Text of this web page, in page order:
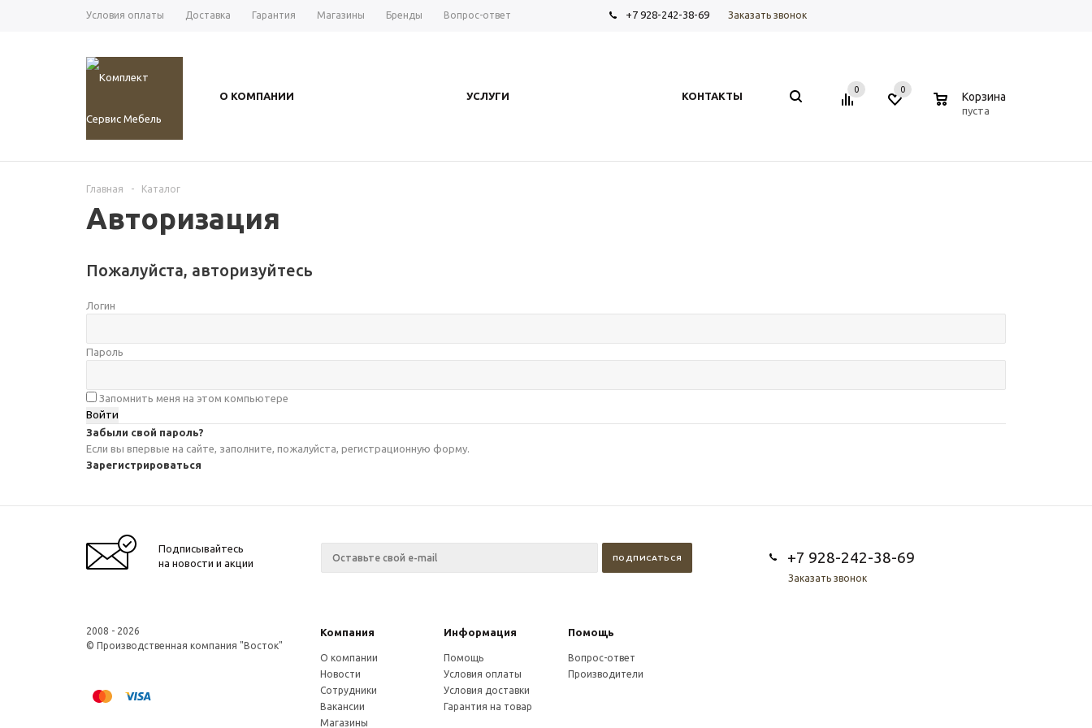
Условия оплаты Доставка Гарантия Магазины Бренды Вопрос-ответ +7 928-242-38-69 Заказать звонок
О КОМПАНИИ УСЛУГИ КОНТАКТЫ
0 0
Корзина
пуста
Главная - Каталог
Авторизация
Пожалуйста, авторизуйтесь
Логин
Пароль
Запомнить меня на этом компьютере
Забыли свой пароль?
Если вы впервые на сайте, заполните, пожалуйста, регистрационную форму.
Зарегистрироваться
Подписывайтесь
на новости и акции
+7 928-242-38-69
Заказать звонок
2008 - 2026
© Производственная компания "Восток"
Компания Информация Помощь
О компании
Новости
Сотрудники
Вакансии
Магазины
Помощь
Условия оплаты
Условия доставки
Гарантия на товар
Вопрос-ответ
Производители